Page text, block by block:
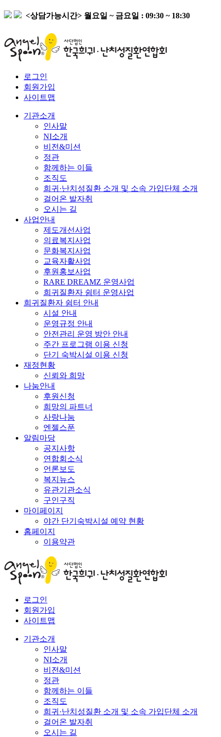
<상담가능시간> 월요일 ~ 금요일 : 09:30 ~ 18:30
로그인
회원가입
사이트맵
기관소개
인사말
NI소개
비전&미션
정관
함께하는 이들
조직도
희귀·난치성질환 소개 및 소속 가입단체 소개
걸어온 발자취
오시는 길
사업안내
제도개선사업
의료복지사업
문화복지사업
교육자활사업
후원홍보사업
RARE DREAMZ 운영사업
희귀질환자 쉼터 운영사업
희귀질환자 쉼터 안내
시설 안내
운영규정 안내
안전관리 운영 방안 안내
주간 프로그램 이용 신청
단기 숙박시설 이용 신청
재정현황
신뢰와 희망
나눔안내
후원신청
희망의 파트너
사랑나눔
엔젤스푼
알림마당
공지사항
연합회소식
언론보도
복지뉴스
유관기관소식
구인구직
마이페이지
야간 단기숙박시설 예약 현황
홈페이지
이용약관
로그인
회원가입
사이트맵
기관소개
인사말
NI소개
비전&미션
정관
함께하는 이들
조직도
희귀·난치성질환 소개 및 소속 가입단체 소개
걸어온 발자취
오시는 길